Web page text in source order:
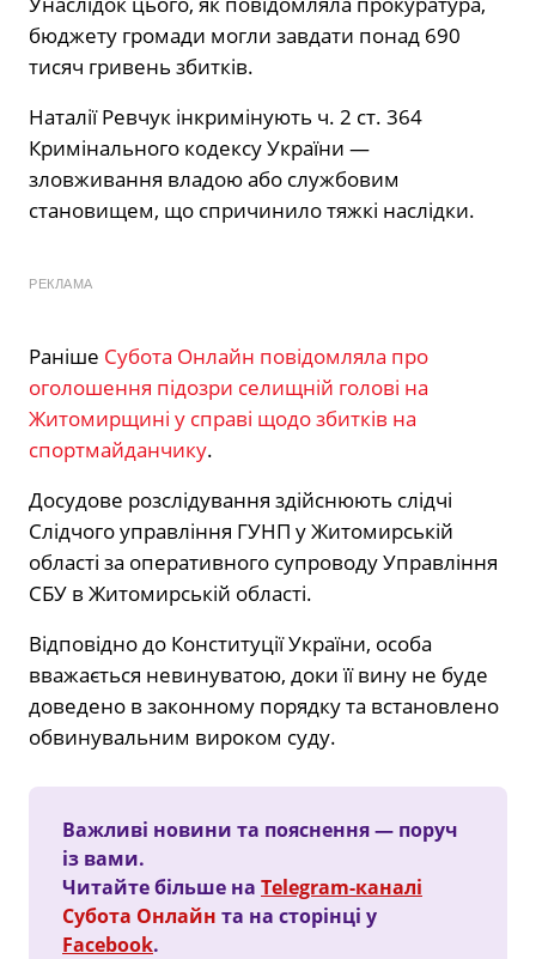
бюджету громади могли завдати понад 690
тисяч гривень збитків.
Наталії Ревчук інкримінують ч. 2 ст. 364
Кримінального кодексу України —
зловживання владою або службовим
становищем, що спричинило тяжкі наслідки.
РЕКЛАМА
Раніше Субота Онлайн повідомляла про
оголошення підозри селищній голові на
Житомирщині у справі щодо збитків на
спортмайданчику.
Досудове розслідування здійснюють слідчі
Слідчого управління ГУНП у Житомирській
області за оперативного супроводу Управління
СБУ в Житомирській області.
Відповідно до Конституції України, особа
вважається невинуватою, доки її вину не буде
доведено в законному порядку та встановлено
обвинувальним вироком суду.
Важливі новини та пояснення — поруч
із вами.
Читайте більше на Telegram-каналі
Субота Онлайн та на сторінці у
Facebook.